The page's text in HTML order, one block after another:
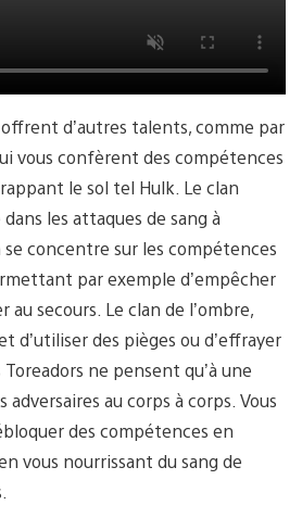
d’autres talents, comme par
vous confèrent des compétences
le sol tel Hulk. Le clan
les attaques de sang à
se concentre sur les compétences
par exemple d’empêcher
au secours. Le clan de l’ombre,
d’utiliser des pièges ou d’effrayer
ne pensent qu’à une
adversaires au corps à corps. Vous
des compétences en
vous nourrissant du sang de